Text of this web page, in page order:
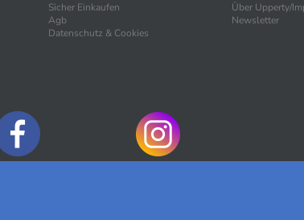
Sicher Einkaufen
Agb
Datenschutz & Cookies
Über Upperty/
Newsletter